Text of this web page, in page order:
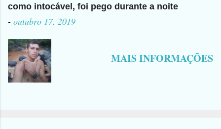
como intocável, foi pego durante a noite
- outubro 17, 2019
MAIS INFORMAÇÕES